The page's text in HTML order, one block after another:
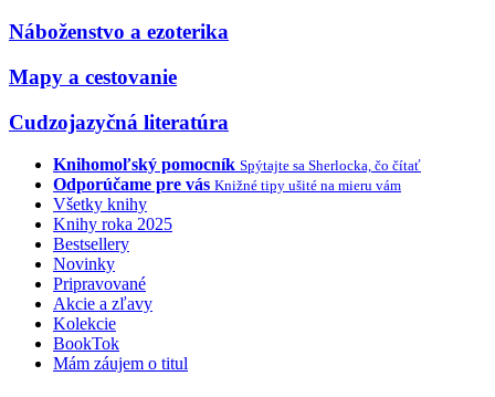
Náboženstvo a ezoterika
Mapy a cestovanie
Cudzojazyčná literatúra
Knihomoľský pomocník Spýtajte sa Sherlocka, čo čítať
Odporúčame pre vás Knižné tipy ušité na mieru vám
Všetky knihy
Knihy roka 2025
Bestsellery
Novinky
Pripravované
Akcie a zľavy
Kolekcie
BookTok
Mám záujem o titul